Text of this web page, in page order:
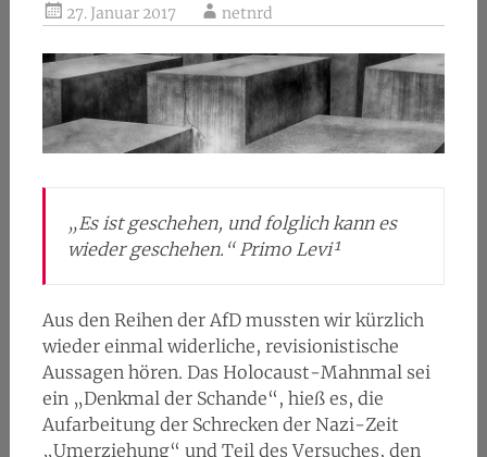
27. Januar 2017 netnrd
„Es ist geschehen, und folglich kann es
wieder geschehen.“ Primo Levi¹
Aus den Reihen der AfD mussten wir kürzlich
wieder einmal widerliche, revisionistische
Aussagen hören. Das Holocaust-Mahnmal sei
ein „Denkmal der Schande“, hieß es, die
Aufarbeitung der Schrecken der Nazi-Zeit
„Umerziehung“ und Teil des Versuches, den